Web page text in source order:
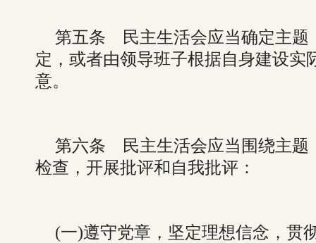
第五条 民主生活会应当确定主题
定，或者由领导班子根据自身建设实
意。
第六条 民主生活会应当围绕主题
检查，开展批评和自我批评：
(一)遵守党章，坚定理想信念，贯